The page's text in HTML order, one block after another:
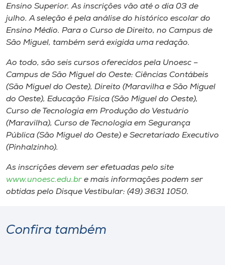
CPA
Biblioteca
Editora
Rádio
Museu
Unoesc
Store
Ensino Superior. As inscrições vão até o dia 03 de
julho. A seleção é pela análise do histórico escolar do
Ensino Médio. Para o Curso de Direito, no Campus de
São Miguel, também será exigida uma redação.
Ao todo, são seis cursos oferecidos pela Unoesc –
Campus de São Miguel do Oeste: Ciências Contábeis
(São Miguel do Oeste), Direito (Maravilha e São Miguel
do Oeste), Educação Física (São Miguel do Oeste),
Curso de Tecnologia em Produção do Vestuário
(Maravilha), Curso de Tecnologia em Segurança
Pública (São Miguel do Oeste) e Secretariado Executivo
(Pinhalzinho).
As inscrições devem ser efetuadas pelo site
www.unoesc.edu.br e mais informações podem ser
obtidas pelo Disque Vestibular: (49) 3631 1050.
Confira também